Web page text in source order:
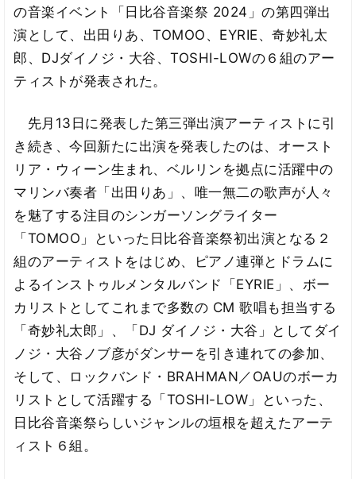
の音楽イベント「日比谷音楽祭 2024」の第四弾出
演として、出田りあ、TOMOO、EYRIE、奇妙礼太
郎、DJダイノジ・大谷、TOSHI-LOWの６組のアー
ティストが発表された。
先月13日に発表した第三弾出演アーティストに引
き続き、今回新たに出演を発表したのは、オースト
リア・ウィーン生まれ、ベルリンを拠点に活躍中の
マリンバ奏者「出田りあ」、唯一無二の歌声が人々
を魅了する注目のシンガーソングライター
「TOMOO」といった日比谷音楽祭初出演となる２
組のアーティストをはじめ、ピアノ連弾とドラムに
よるインストゥルメンタルバンド「EYRIE」、ボー
カリストとしてこれまで多数の CM 歌唱も担当する
「奇妙礼太郎」、「DJ ダイノジ・大谷」としてダイ
ノジ・大谷ノブ彦がダンサーを引き連れての参加、
そして、ロックバンド・BRAHMAN／OAUのボーカ
リストとして活躍する「TOSHI-LOW」といった、
日比谷音楽祭らしいジャンルの垣根を超えたアーテ
ィスト６組。